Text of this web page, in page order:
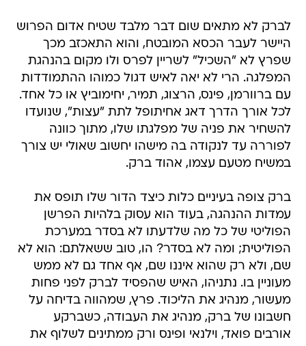
לברק לא מתאים שום דבר מלבד שטיח אדום הפרוש
היישר לעבר הכסא המובטח, והוא התאכזב מכך
שפרץ לא "השכיל" לשריין לפרס ולו מקום בהנהגת
המפלגה. הרי לא יאה לאיש דגול כמוהו ההתמודדות
עם ברוורמן, פינס, הרצוג, תמיר, יחימוביץ או כל אחד.
לכל אורך הדרך דאג אחיתופל לתת "עצות", שנועדו
להשחיר את פניה של מפלגתו שלו, מתוך כוונה
לפוררה עד לנקודה בה מישהו יחשוב שאולי יש צורך
במשיח מטעם עצמו, אהוד ברק.
ברק צופה בעיניים כלות כיצד הדור שלו תופס את
עמדות ההנהגה, בעוד הוא עסוק בלהיות הפרשן
הפוליטי של כל מה שלדעתו לא בסדר במערכת
הפוליטית; ומה לא בסדר? הו, טוב ששאלתם: הוא לא
שם, ולא רק שהוא איננו שם, אף אחד גם לא ממש
מעוניין בו. נתניהו, האיש שהפסיד לברק לפני פחות
מעשור, מנהיג את הליכוד. פרץ, שמהווה בדיחה על
חשבונו של ברק, מנהיג את העבודה, כשברקע
אורבים פואד, וילנאי ופינס ורק ממתינים לשלוף את